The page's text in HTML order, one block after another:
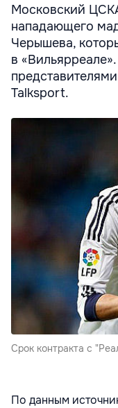
Московский
нападающего
Черышева,
в
Talksport.
Срок контракта с
По данным